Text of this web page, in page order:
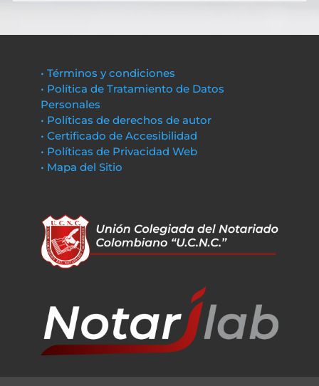
• Términos y condiciones
• Política de Tratamiento de Datos
Personales
• Políticas de derechos de autor
• Certificado de Accesibilidad
• Políticas de Privacidad Web
• Mapa del Sitio